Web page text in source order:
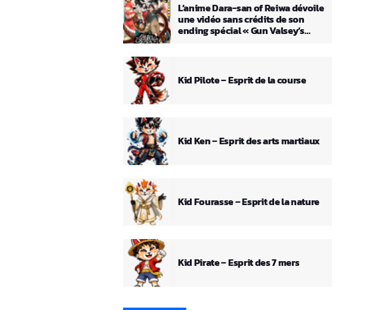
L’anime Dara-san of Reiwa dévoile
une vidéo sans crédits de son
ending spécial « Gun Valsey’s
Kid Pilote – Esprit de la course
Kid Ken – Esprit des arts martiaux
Kid Fourasse – Esprit de la nature
Kid Pirate – Esprit des 7 mers